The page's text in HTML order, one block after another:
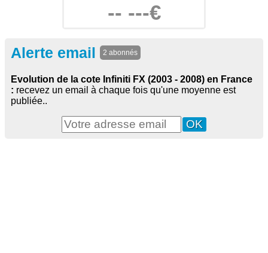
-- ---€
Alerte email 2 abonnés
Evolution de la cote Infiniti FX (2003 - 2008) en France
: recevez un email à chaque fois qu'une moyenne est
publiée..